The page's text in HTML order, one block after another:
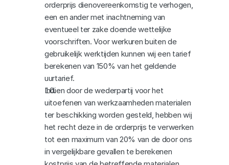
orderprijs dienovereenkomstig te verhogen,
een en ander met inachtneming van
eventueel ter zake doende wettelijke
voorschriften. Voor werkuren buiten de
gebruikelijk werktijden kunnen wij een tarief
berekenen van 150% van het geldende
uurtarief.
Indien door de wederpartij voor het
uitoefenen van werkzaamheden materialen
ter beschikking worden gesteld, hebben wij
het recht deze in de orderprijs te verwerken
tot een maximum van 20% van de door ons
in vergelijkbare gevallen te berekenen